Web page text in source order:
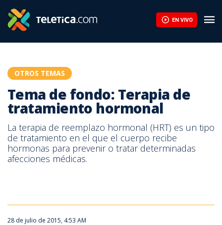
EN VIVO
OTROS TEMAS
Tema de fondo: Terapia de
tratamiento hormonal
La terapia de reemplazo hormonal (HRT) es un tipo
de tratamiento en el que el cuerpo recibe
hormonas para prevenir o tratar determinadas
afecciones médicas.
28 de julio de 2015, 4:53 AM